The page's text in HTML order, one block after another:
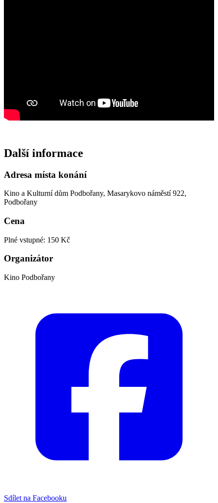
Další informace
Adresa místa konání
Kino a Kulturní dům Podbořany, Masarykovo náměstí 922,
Podbořany
Cena
Plné vstupné: 150 Kč
Organizátor
Kino Podbořany
Sdílet na Facebooku